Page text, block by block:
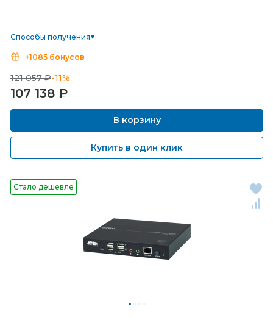
Способы получения
+1085 бонусов
121 057 ₽-11%
107 138 ₽
В корзину
Купить в один клик
Стало дешевле